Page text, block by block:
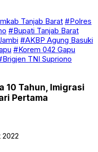
Tanjab Barat #Polres
#Bupati Tanjab Barat
#AKBP Agung Basuki
#Korem 042 Gapu
TNI Supriono
10 Tahun, Imigrasi
Pertama
2022